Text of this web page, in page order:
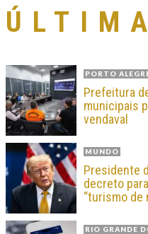
PORTO
Prefeitura
municipais
vendaval
MUNDO
Presidente
decreto
“turismo de
RIO GRANDE